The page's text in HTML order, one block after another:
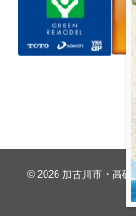
© 2026 加古川市・高砂